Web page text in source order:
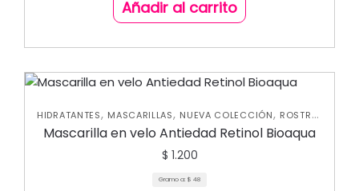
Añadir al carrito
HIDRATANTES, MASCARILLAS, NUEVA COLECCIÓN, ROSTRO
SKIN CARE FACIAL, UNCATEGORIZED
Mascarilla en velo Antiedad Retinol Bioaqua
$ 1.200
Gramo a: $ 48